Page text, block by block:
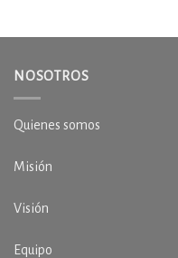
NOSOTROS
Quienes somos
Misión
Visión
Equipo